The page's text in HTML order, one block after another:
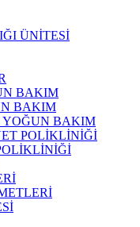
ÜNİTESİ
BAKIM
BAKIM
BAKIM
POLİKLİNİĞİ